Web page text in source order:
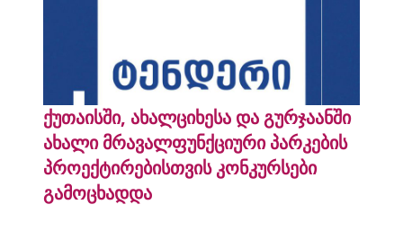
ქუთაისში, ახალციხესა და გურჯაანში
ახალი მრავალფუნქციური პარკების
პროექტირებისთვის კონკურსები
გამოცხადდა